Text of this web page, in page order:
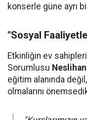
konserle güne ayrı
"Sosyal
Etkinliğin ev
Sorumlusu
eğitim alanında
olmalarını